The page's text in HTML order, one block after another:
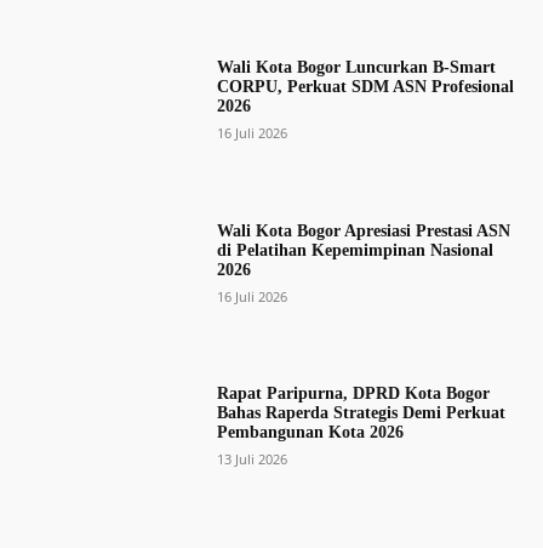
Wali Kota Bogor Luncurkan B-Smart
CORPU, Perkuat SDM ASN Profesional
2026
16 Juli 2026
Wali Kota Bogor Apresiasi Prestasi ASN
di Pelatihan Kepemimpinan Nasional
2026
16 Juli 2026
Rapat Paripurna, DPRD Kota Bogor
Bahas Raperda Strategis Demi Perkuat
Pembangunan Kota 2026
13 Juli 2026